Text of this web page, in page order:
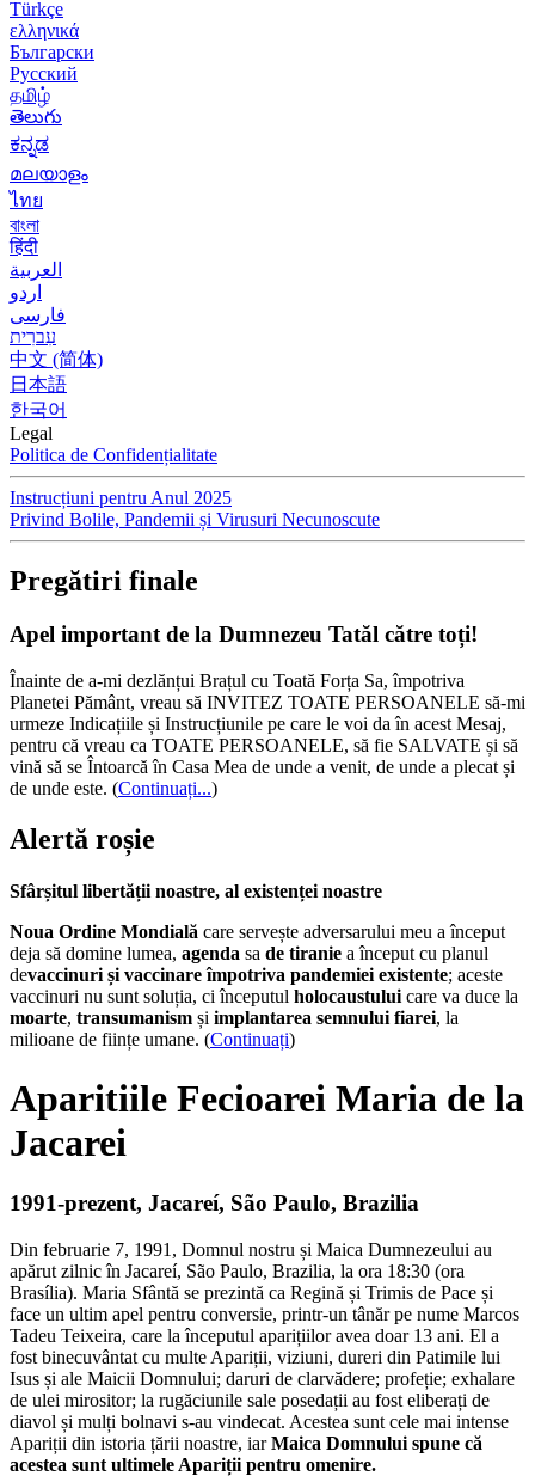
Türkçe
ελληνικά
Български
Русский
தமிழ்
తెలుగు
ಕನ್ನಡ
മലയാളം
ไทย
বাংলা
हिंदी
العربية
اردو
فارسی
עִברִית
中文 (简体)
日本語
한국어
Legal
Politica de Confidențialitate
Instrucțiuni pentru Anul 2025
Privind Bolile, Pandemii și Virusuri Necunoscute
Pregătiri finale
Apel important de la Dumnezeu Tatăl către toți!
Înainte de a-mi dezlănțui Brațul cu Toată Forța Sa, împotriva
Planetei Pământ, vreau să INVITEZ TOATE PERSOANELE să-mi
urmeze Indicațiile și Instrucțiunile pe care le voi da în acest Mesaj,
pentru că vreau ca TOATE PERSOANELE, să fie SALVATE și să
vină să se Întoarcă în Casa Mea de unde a venit, de unde a plecat și
de unde este. (Continuați...)
Alertă roșie
Sfârșitul libertății noastre, al existenței noastre
Noua Ordine Mondială care servește adversarului meu a început
deja să domine lumea, agenda sa de tiranie a început cu planul
devaccinuri și vaccinare împotriva pandemiei existente; aceste
vaccinuri nu sunt soluția, ci începutul holocaustului care va duce la
moarte, transumanism și implantarea semnului fiarei, la
milioane de ființe umane. (Continuați)
Aparitiile Fecioarei Maria de la
Jacarei
1991-prezent, Jacareí, São Paulo, Brazilia
Din februarie 7, 1991, Domnul nostru și Maica Dumnezeului au
apărut zilnic în Jacareí, São Paulo, Brazilia, la ora 18:30 (ora
Brasília). Maria Sfântă se prezintă ca Regină și Trimis de Pace și
face un ultim apel pentru conversie, printr-un tânăr pe nume Marcos
Tadeu Teixeira, care la începutul aparițiilor avea doar 13 ani. El a
fost binecuvântat cu multe Apariții, viziuni, dureri din Patimile lui
Isus și ale Maicii Domnului; daruri de clarvădere; profeție; exhalare
de ulei mirositor; la rugăciunile sale posedații au fost eliberați de
diavol și mulți bolnavi s-au vindecat. Acestea sunt cele mai intense
Apariții din istoria țării noastre, iarMaica Domnului spune că
acestea sunt ultimele Apariții pentru omenire.